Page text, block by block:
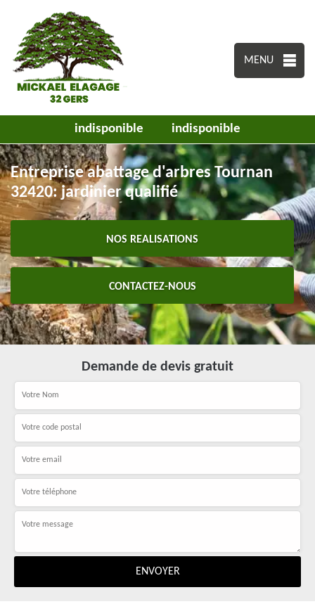
MENU
indisponible indisponible
Entreprise abattage d'arbres Tournan
32420: jardinier qualifié
NOS REALISATIONS
CONTACTEZ-NOUS
Demande de devis gratuit